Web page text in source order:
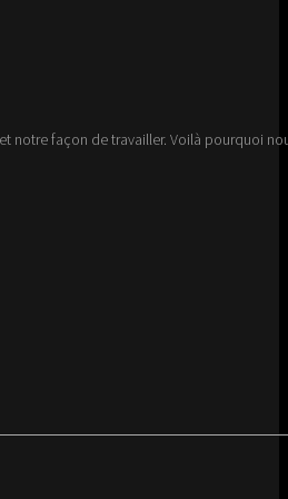
notre façon de travailler. Voilà pourquoi